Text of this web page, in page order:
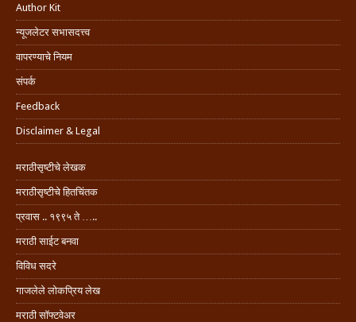
Author Kit
न्यूजलेटर सभासदत्त्व
वापरण्याचे नियम
संपर्क
Feedback
Disclaimer & Legal
मराठीसृष्टीचे लेखक
मराठीसृष्टीचे हितचिंतक
प्रवास .. १९९५ ते …..
मराठी साईट बनवा
विविध सदरे
गाजलेले लोकप्रिय लेख
मराठी सॉफ्टवेअर